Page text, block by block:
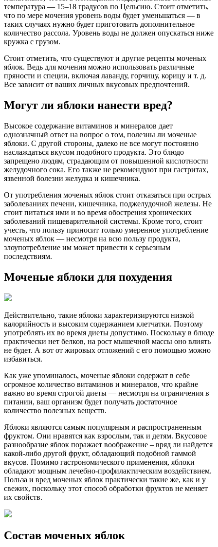
температура — 15–18 градусов по Цельсию. Стоит отметить,
что по мере мочения уровень воды будет уменьшаться — в
таких случаях нужно будет приготовить дополнительное
количество рассола. Уровень воды не должен опускаться ниже
кружка с грузом.
Стоит отметить, что существуют и другие рецепты моченых
яблок. Ведь для мочения можно использовать различные
пряности и специи, включая лаванду, горчицу, корицу и т. д.
Все зависит от ваших личных вкусовых предпочтений.
Могут ли яблоки нанести вред?
Высокое содержание витаминов и минералов дает
однозначный ответ на вопрос о том, полезны ли моченые
яблоки. С другой стороны, далеко не все могут постоянно
наслаждаться вкусом подобного продукта. Это блюдо
запрещено людям, страдающим от повышенной кислотности
желудочного сока. Его также не рекомендуют при гастритах,
язвенной болезни желудка и кишечника.
От употребления моченых яблок стоит отказаться при острых
заболеваниях печени, кишечника, поджелудочной железы. Не
стоит питаться ими и во время обострения хронических
заболеваний пищеварительной системы. Кроме того, стоит
учесть, что пользу приносит только умеренное употребление
моченых яблок — несмотря на всю пользу продукта,
злоупотребление им может привести к серьезным
последствиям.
Моченые яблоки для похудения
Действительно, такие яблоки характеризируются низкой
калорийность и высоким содержанием клетчатки. Поэтому
употреблять их во время диеты допустимо. Поскольку в блюде
практически нет белков, на рост мышечной массы оно влиять
не будет. А вот от жировых отложений с его помощью можно
избавиться.
Как уже упоминалось, моченые яблоки содержат в себе
огромное количество витаминов и минералов, что крайне
важно во время строгой диеты — несмотря на ограничения в
питании, ваш организм будет получать достаточное
количество полезных веществ.
Яблоки являются самым популярным и распространенным
фруктом. Они нравятся как взрослым, так и детям. Вкусовое
разнообразие яблок поражает воображение – вряд ли найдется
какой-либо другой фрукт, обладающий подобной гаммой
вкусов. Помимо гастрономического применения, яблоки
обладают мощным лечебно-профилактическим воздействием.
Польза и вред моченых яблок практически такие же, как и у
свежих, поскольку этот способ обработки фруктов не меняет
их свойств.
Состав моченых яблок